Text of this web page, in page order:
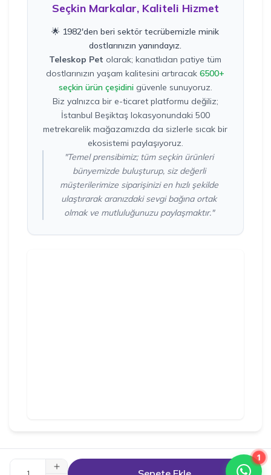
1
Seçkin Markalar, Kaliteli Hizmet
🌟 1982'den beri sektör tecrübemizle minik
dostlarınızın yanındayız.
Teleskop Pet olarak; kanatlıdan patiye tüm
dostlarınızın yaşam kalitesini artıracak6500+
seçkin ürün çeşidinigüvenle sunuyoruz.
Biz yalnızca bir e-ticaret platformu değiliz;
İstanbul Beşiktaş lokasyonundaki 500
metrekarelik mağazamızda da sizlerle sıcak bir
ekosistemi paylaşıyoruz.
"Temel prensibimiz; tüm seçkin ürünleri
bünyemizde buluşturup, siz değerli
müşterilerimize siparişinizi en hızlı şekilde
ulaştırarak aranızdaki sevgi bağına ortak
olmak ve mutluluğunuzu paylaşmaktır."
Patili dostlar için sevgiyle hazırlanmıştır 🐾